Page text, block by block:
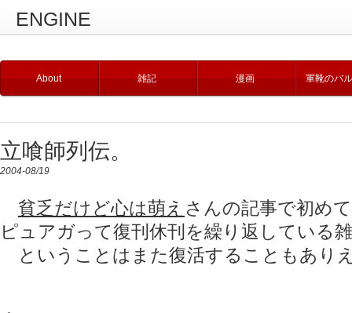
ENGINE
About 雑記 漫画 軍靴のバ
立喰師列伝。
2004-08/19
貧乏だけど心は萌え さんの記事で初め
ピュアガって復刊休刊を繰り返している
ということはまた復活することもあり